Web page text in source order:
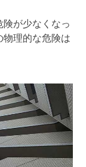
が少なくなっ
理的な危険は